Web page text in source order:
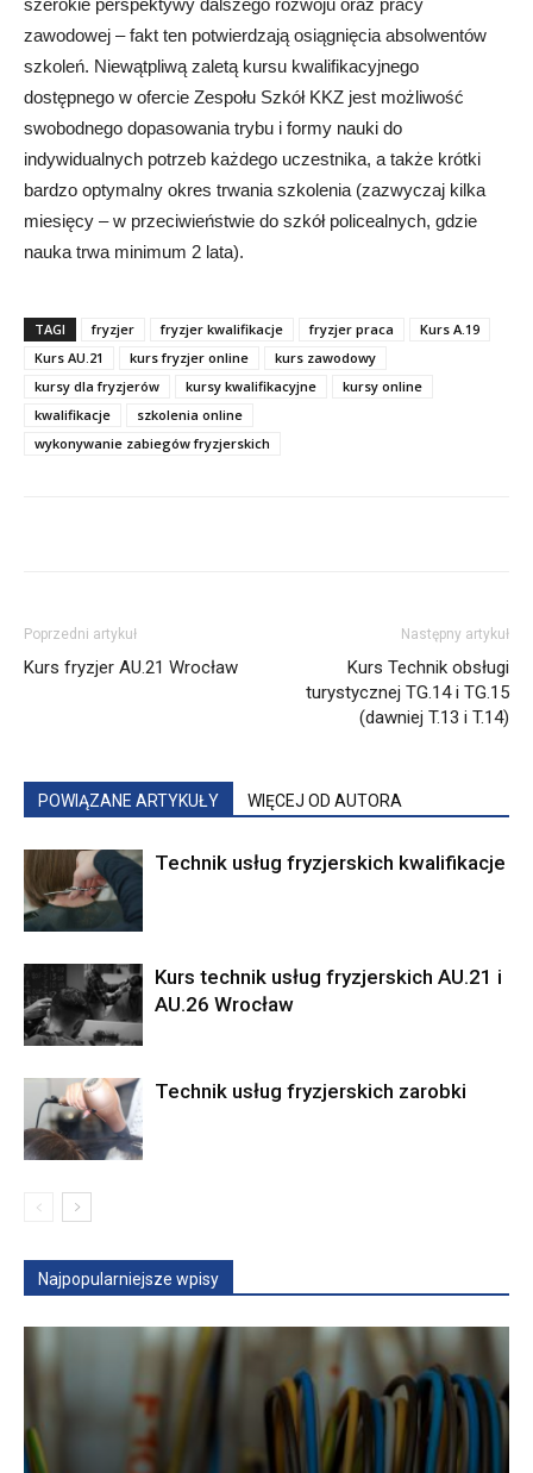
szerokie perspektywy dalszego rozwoju oraz pracy
zawodowej – fakt ten potwierdzają osiągnięcia absolwentów
szkoleń. Niewątpliwą zaletą kursu kwalifikacyjnego
dostępnego w ofercie Zespołu Szkół KKZ jest możliwość
swobodnego dopasowania trybu i formy nauki do
indywidualnych potrzeb każdego uczestnika, a także krótki
bardzo optymalny okres trwania szkolenia (zazwyczaj kilka
miesięcy – w przeciwieństwie do szkół policealnych, gdzie
nauka trwa minimum 2 lata).
TAGI fryzjer fryzjer kwalifikacje fryzjer praca
Kurs A.19
Kurs AU.21
kurs fryzjer online
kurs zawodowy
kursy dla fryzjerów
kursy kwalifikacyjne
kursy online
kwalifikacje
szkolenia online
wykonywanie zabiegów fryzjerskich
Poprzedni artykuł
Kurs fryzjer AU.21 Wrocław
Następny artykuł
Kurs Technik obsługi
turystycznej TG.14 i TG.15
(dawniej T.13 i T.14)
POWIĄZANE ARTYKUŁY WIĘCEJ OD AUTORA
Technik usług fryzjerskich kwalifikacje
Kurs technik usług fryzjerskich AU.21 i
AU.26 Wrocław
Technik usług fryzjerskich zarobki
Najpopularniejsze wpisy